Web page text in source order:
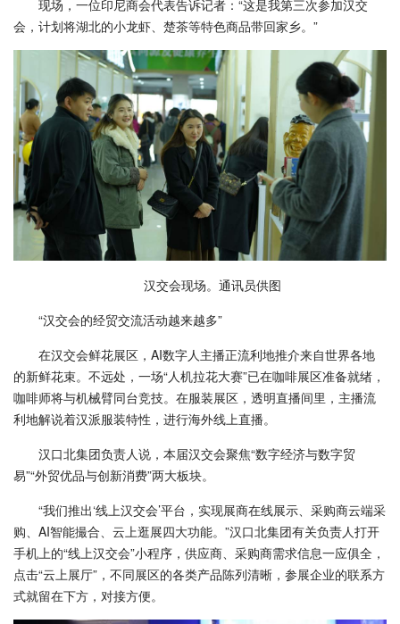
现场，一位印尼商会代表告诉记者：“这是我第三次参加汉交
会，计划将湖北的小龙虾、楚茶等特色商品带回家乡。”
汉交会现场。通讯员供图
“汉交会的经贸交流活动越来越多”
在汉交会鲜花展区，AI数字人主播正流利地推介来自世界各地
的新鲜花束。不远处，一场“人机拉花大赛”已在咖啡展区准备就绪，
咖啡师将与机械臂同台竞技。在服装展区，透明直播间里，主播流
利地解说着汉派服装特性，进行海外线上直播。
汉口北集团负责人说，本届汉交会聚焦“数字经济与数字贸
易”“外贸优品与创新消费”两大板块。
“我们推出‘线上汉交会’平台，实现展商在线展示、采购商云端采
购、AI智能撮合、云上逛展四大功能。”汉口北集团有关负责人打开
手机上的“线上汉交会”小程序，供应商、采购商需求信息一应俱全，
点击“云上展厅”，不同展区的各类产品陈列清晰，参展企业的联系方
式就留在下方，对接方便。